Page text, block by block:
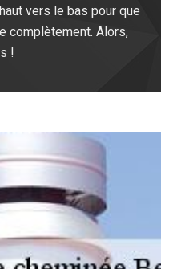
vers le bas pour que
complètement. Alors,
!